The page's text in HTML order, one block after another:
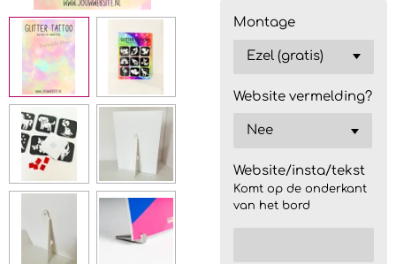
Montage
Website vermelding?
Website/insta/tekst
Komt op de onderkant
van het bord